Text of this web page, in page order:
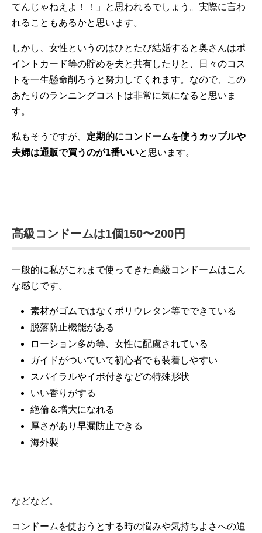
てんじゃねえよ！！」と思われるでしょう。実際に言わ
れることもあるかと思います。
しかし、女性というのはひとたび結婚すると奥さんはポ
イントカード等の貯めを夫と共有したりと、日々のコス
トを一生懸命削ろうと努力してくれます。なので、この
あたりのランニングコストは非常に気になると思いま
す。
私もそうですが、 定期的にコンドームを使うカップルや
夫婦は通販で買うのが1番いいと思います。
高級コンドームは1個150〜200円
一般的に私がこれまで使ってきた高級コンドームはこん
な感じです。
素材がゴムではなくポリウレタン等でできている
脱落防止機能がある
ローション多め等、女性に配慮されている
ガイドがついていて初心者でも装着しやすい
スパイラルやイボ付きなどの特殊形状
いい香りがする
絶倫＆増大になれる
厚さがあり早漏防止できる
海外製
などなど。
コンドームを使おうとする時の悩みや気持ちよさへの追